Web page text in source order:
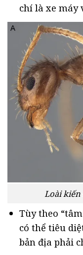
chí là xe máy
Loài
Tùy theo
có thể tiêu
bản địa phải